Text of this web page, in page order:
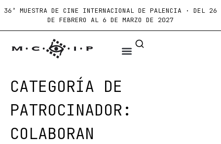
36ª MUESTRA DE CINE INTERNACIONAL DE PALENCIA · DEL 26
DE FEBRERO AL 6 DE MARZO DE 2027
CATEGORÍA DE
PATROCINADOR:
COLABORAN